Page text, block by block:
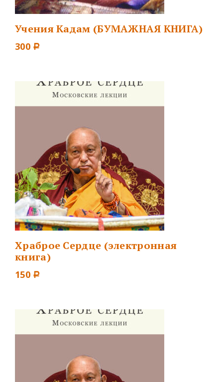
Учения Кадам (БУМАЖНАЯ КНИГА)
300 Р
Храброе Сердце (электронная
книга)
150 Р